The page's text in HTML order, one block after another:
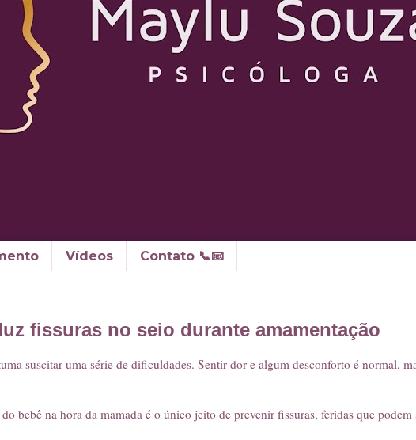
Vídeos Contato 📞📧
fissuras no seio durante amamentação
suscitar uma série de dificuldades. Sentir dor e algum desconforto é normal,
bebê na hora da mamada é o único jeito de prevenir fissuras, feridas que